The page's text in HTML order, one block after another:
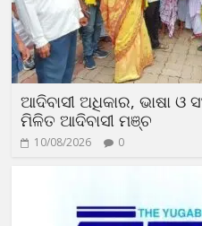
ଆଦିବାସୀ ଅଧିକାର, ଭାଷା ଓ
ମିଳିତ ଆଦିବାସୀ ମଞ୍ଚ
10/08/2026 0